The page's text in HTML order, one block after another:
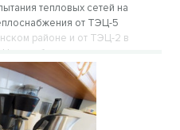
тепловых сетей на
от ТЭЦ-5
районе и от ТЭЦ-2 в